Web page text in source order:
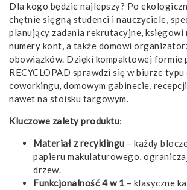
Dla kogo będzie najlepszy? Po
chętnie sięgną studenci i nauczyciele,
planujący zadania rekrutacyjne, księgowi
numery kont, a także domowi
obowiązków. Dzięki kompaktowej formie
RECYCLOPAD sprawdzi się w biurze typu
coworkingu, domowym gabinecie,
nawet na stoisku targowym.
Kluczowe zalety produktu:
Materiał z recyklingu – każdy
papieru makulaturowego,
drzew.
Funkcjonalność 4 w 1 – klasyczne